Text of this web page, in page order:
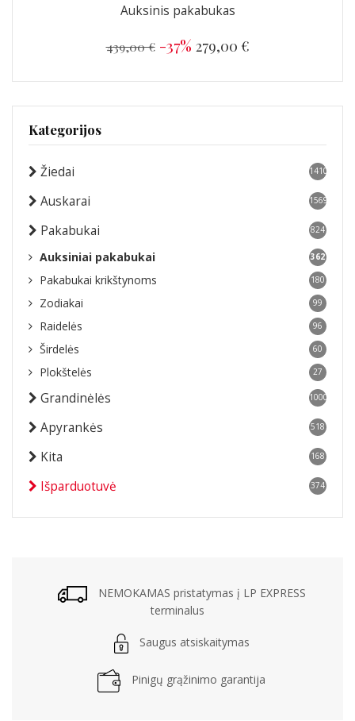
Auksinis pakabukas
439,00 € -37% 279,00 €
Kategorijos
Žiedai 1410
Auskarai 1569
Pakabukai 824
Auksiniai pakabukai 362
Pakabukai krikštynoms 180
Zodiakai 99
Raidelės 96
Širdelės 60
Plokštelės 27
Grandinėlės 1000
Apyrankės 518
Kita 168
Išparduotuvė 374
NEMOKAMAS pristatymas į LP EXPRESS
terminalus
Saugus atsiskaitymas
Pinigų grąžinimo garantija